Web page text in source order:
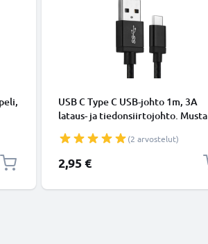
USB C Type C USB-johto 1m, 3A
lataus- ja tiedonsiirtojohto. Musta
USB-kaapeli
(2 arvostelut)
2,95 €